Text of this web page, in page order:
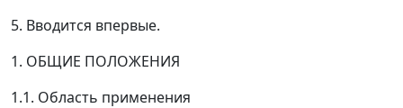
5. Вводится впервые.
1. ОБЩИЕ ПОЛОЖЕНИЯ
1.1. Область применения